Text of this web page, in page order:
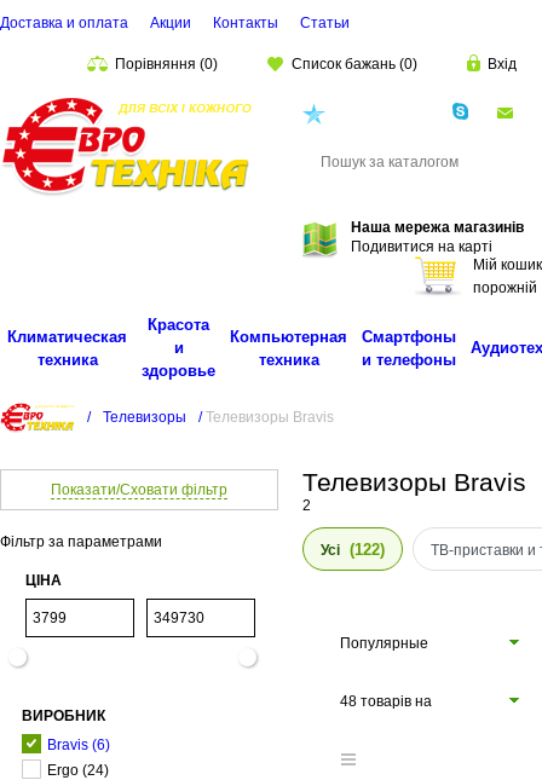
Доставка и оплата Акции Контакты Cтатьи
Порівняння (0) Список бажань (0) Вхід
Наша мережа магазинів
Подивитися на карті
Мій кошик
порожній
Климатическая
техника
Красота
и
здоровье
Компьютерная
техника
Смартфоны
и телефоны
/ Телевизоры / Телевизоры Bravis
Показати/Сховати фільтр
Фільтр за параметрами
ЦІНА
ВИРОБНИК
Bravis (6)
Ergo (24)
Телевизоры Bravis
2
Усі (122) ТВ-приставки
Популярные
48 товарів на